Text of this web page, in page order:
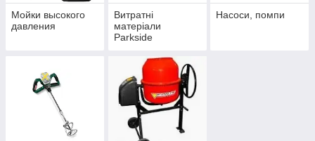
Мойки высокого
давления
Витратні
матеріали
Parkside
Насоси, помпи